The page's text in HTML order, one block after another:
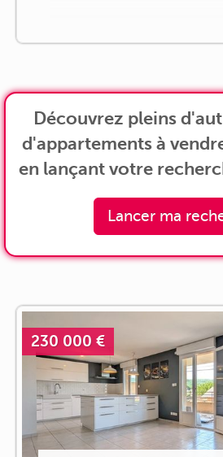
Découvrez pleins
d'appartements à
en lançant votre
Lancer ma
230 000 €